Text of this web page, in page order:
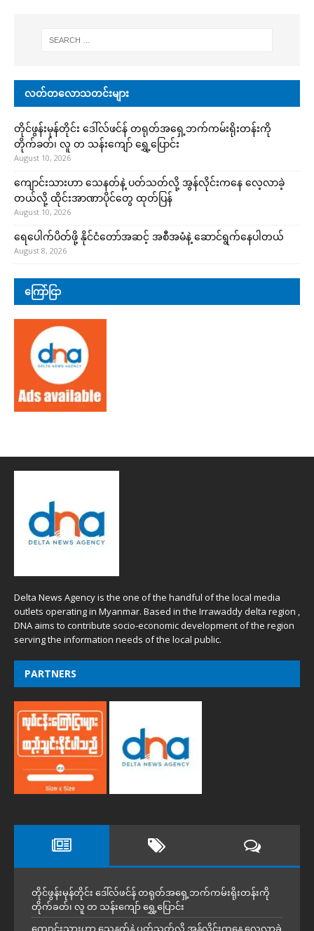
လတ်တလောသတင်းများ
တိုင်ဖွန်းမုန်တိုင်း ဒေါ်လ်ဖင်န် တရုတ်အရှေ့ဘက်ကမ်းရိုးတန်းကို
တိုက်ခတ်၊ လူ တ သန်းကျော် ရွှေ့ပြောင်း
August 10, 2026
ကျောင်းသားဟာ သေနတ်နဲ့ ပတ်သတ်လို့ အွန်လိုင်းကနေ လေ့လာခဲ့
တယ်လို့ ထိုင်းအာဏာပိုင်တွေ ထုတ်ပြန်
August 10, 2026
ရေပေါက်ပိတ်ဖို့ နိုင်ငံတော်အဆင့် အစီအမံနဲ့ ဆောင်ရွက်နေပါတယ်
August 8, 2026
ကြော်ငြာ
Delta News Agency is the one of the handful of the local media
outlets operating in Myanmar. Based in the Irrawaddy delta region ,
DNA aims to contribute socio-economic development of the region
serving the information needs of the local public.
PARTNERS
တိုင်ဖွန်းမုန်တိုင်း ဒေါ်လ်ဖင်န် တရုတ်အရှေ့ဘက်ကမ်းရိုးတန်းကို
တိုက်ခတ်၊ လူ တ သန်းကျော် ရွှေ့ပြောင်း
ကျောင်းသားဟာ သေနတ်နဲ့ ပတ်သတ်လို့ အွန်လိုင်းကနေ လေ့လာခဲ့